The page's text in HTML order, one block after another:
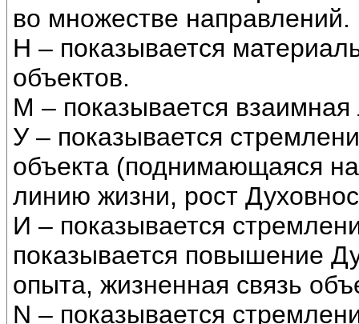
во множестве направлений.
Н – показывается
объектов.
М – показывается
У – показывается
объекта (поднимающаяся
линию жизни, рост
И – показывается
показывается повышение
опыта, жизненная связь
N – показывается